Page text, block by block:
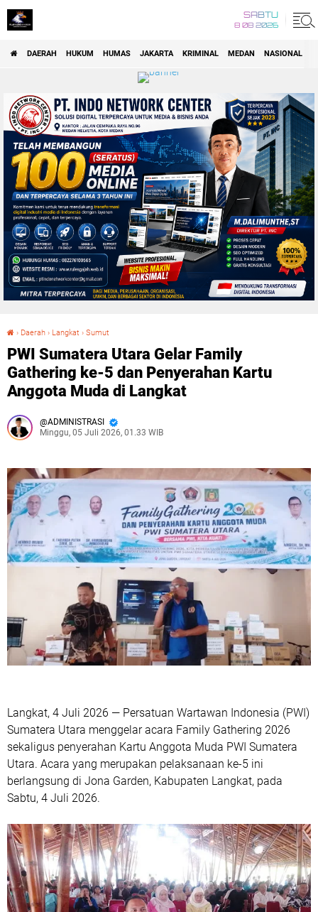
SABTU
8 08 2026
DAERAH HUKUM HUMAS JAKARTA KRIMINAL MEDAN NASIONAL
› Daerah › Langkat › Sumut
PWI Sumatera Utara Gelar Family
Gathering ke-5 dan Penyerahan Kartu
Anggota Muda di Langkat
ADMINISTRASI
Minggu, 05 Juli 2026, 01.33 WIB
Langkat, 4 Juli 2026 — Persatuan Wartawan Indonesia (PWI)
Sumatera Utara menggelar acara Family Gathering 2026
sekaligus penyerahan Kartu Anggota Muda PWI Sumatera
Utara. Acara yang merupakan pelaksanaan ke-5 ini
berlangsung di Jona Garden, Kabupaten Langkat, pada
Sabtu, 4 Juli 2026.